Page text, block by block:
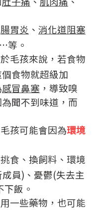
腸胃炎 、 消化道阻塞
…等。
於毛孩來說，若食物
食物就超級加
感冒鼻塞 ，導致嗅
聞不到味道，而
孩可能會因為環境
食、換飼料、環境
員)、憂鬱(失去主
飯。
一些藥物，也可能